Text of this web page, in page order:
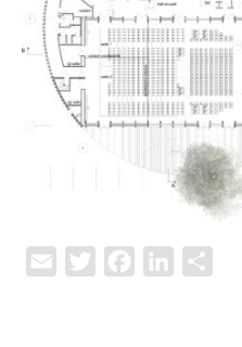
Email TwitterFacebookLinkedIn